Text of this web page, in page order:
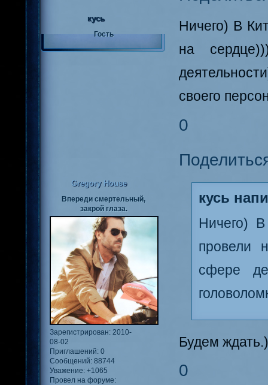
кусь
Гость
Ничего) В
на
своего
0
Gregory House
Впереди смертельный,
закрой глаза.
Зарегистрирован: 2010-
08-02
Приглашений: 0
Сообщений: 88744
Уважение: +1065
Провел на форуме:
кусь
Ничего)
провели
сфере
Будем ждать.)
0